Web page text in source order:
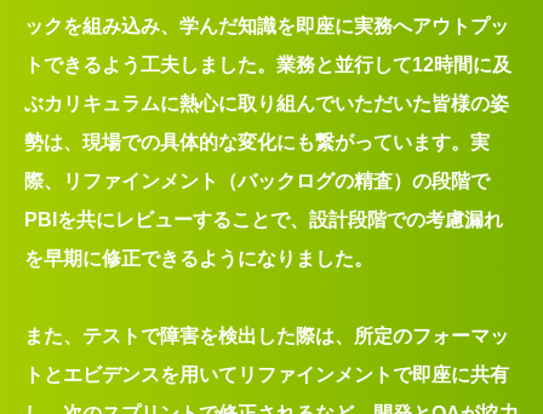
ックを組み込み、学んだ知識を即座に実務へアウトプッ
トできるよう工夫しました。業務と並行して12時間に及
ぶカリキュラムに熱心に取り組んでいただいた皆様の姿
勢は、現場での具体的な変化にも繋がっています。実
際、リファインメント（バックログの精査）の段階で
PBIを共にレビューすることで、設計段階での考慮漏れ
を早期に修正できるようになりました。
また、テストで障害を検出した際は、所定のフォーマッ
トとエビデンスを用いてリファインメントで即座に共有